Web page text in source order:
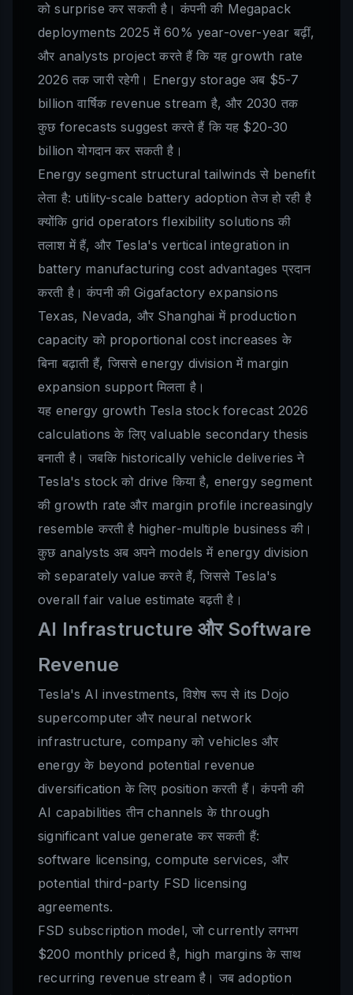
को surprise कर सकती है। कंपनी की Megapack
deployments 2025 में 60% year-over-year बढ़ीं,
और analysts project करते हैं कि यह growth rate
2026 तक जारी रहेगी। Energy storage अब $5-7
billion वार्षिक revenue stream है, और 2030 तक
कुछ forecasts suggest करते हैं कि यह $20-30
billion योगदान कर सकती है।
Energy segment structural tailwinds से benefit
लेता है: utility-scale battery adoption तेज हो रही है
क्योंकि grid operators flexibility solutions की
तलाश में हैं, और Tesla's vertical integration in
battery manufacturing cost advantages प्रदान
करती है। कंपनी की Gigafactory expansions
Texas, Nevada, और Shanghai में production
capacity को proportional cost increases के
बिना बढ़ाती हैं, जिससे energy division में margin
expansion support मिलता है।
यह energy growth Tesla stock forecast 2026
calculations के लिए valuable secondary thesis
बनाती है। जबकि historically vehicle deliveries ने
Tesla's stock को drive किया है, energy segment
की growth rate और margin profile increasingly
resemble करती है higher-multiple business की।
कुछ analysts अब अपने models में energy division
को separately value करते हैं, जिससे Tesla's
overall fair value estimate बढ़ती है।
AI Infrastructure और Software
Revenue
Tesla's AI investments, विशेष रूप से its Dojo
supercomputer और neural network
infrastructure, company को vehicles और
energy के beyond potential revenue
diversification के लिए position करती हैं। कंपनी की
AI capabilities तीन channels के through
significant value generate कर सकती हैं:
software licensing, compute services, और
potential third-party FSD licensing
agreements.
FSD subscription model, जो currently लगभग
$200 monthly priced है, high margins के साथ
recurring revenue stream है। जब adoption